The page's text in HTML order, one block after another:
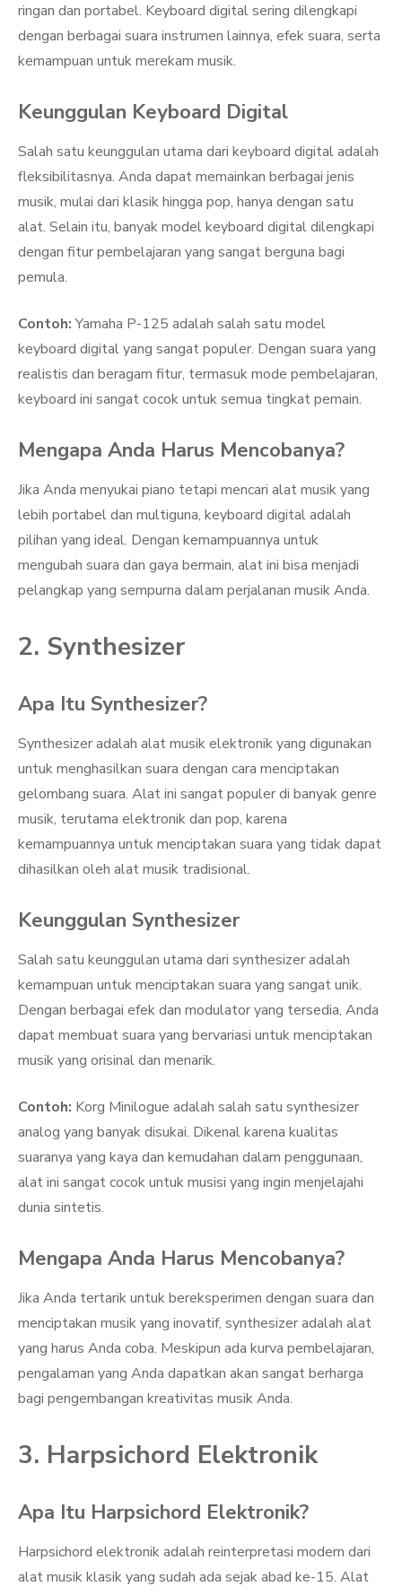
ringan dan portabel. Keyboard digital sering dilengkapi
dengan berbagai suara instrumen lainnya, efek suara, serta
kemampuan untuk merekam musik.
Keunggulan Keyboard Digital
Salah satu keunggulan utama dari keyboard digital adalah
fleksibilitasnya. Anda dapat memainkan berbagai jenis
musik, mulai dari klasik hingga pop, hanya dengan satu
alat. Selain itu, banyak model keyboard digital dilengkapi
dengan fitur pembelajaran yang sangat berguna bagi
pemula.
Contoh:Yamaha P-125 adalah salah satu model
keyboard digital yang sangat populer. Dengan suara yang
realistis dan beragam fitur, termasuk mode pembelajaran,
keyboard ini sangat cocok untuk semua tingkat pemain.
Mengapa Anda Harus Mencobanya?
Jika Anda menyukai piano tetapi mencari alat musik yang
lebih portabel dan multiguna, keyboard digital adalah
pilihan yang ideal. Dengan kemampuannya untuk
mengubah suara dan gaya bermain, alat ini bisa menjadi
pelangkap yang sempurna dalam perjalanan musik Anda.
2. Synthesizer
Apa Itu Synthesizer?
Synthesizer adalah alat musik elektronik yang digunakan
untuk menghasilkan suara dengan cara menciptakan
gelombang suara. Alat ini sangat populer di banyak genre
musik, terutama elektronik dan pop, karena
kemampuannya untuk menciptakan suara yang tidak dapat
dihasilkan oleh alat musik tradisional.
Keunggulan Synthesizer
Salah satu keunggulan utama dari synthesizer adalah
kemampuan untuk menciptakan suara yang sangat unik.
Dengan berbagai efek dan modulator yang tersedia, Anda
dapat membuat suara yang bervariasi untuk menciptakan
musik yang orisinal dan menarik.
Contoh: Korg Minilogue adalah salah satu synthesizer
analog yang banyak disukai. Dikenal karena kualitas
suaranya yang kaya dan kemudahan dalam penggunaan,
alat ini sangat cocok untuk musisi yang ingin menjelajahi
dunia sintetis.
Mengapa Anda Harus Mencobanya?
Jika Anda tertarik untuk bereksperimen dengan suara dan
menciptakan musik yang inovatif, synthesizer adalah alat
yang harus Anda coba. Meskipun ada kurva pembelajaran,
pengalaman yang Anda dapatkan akan sangat berharga
bagi pengembangan kreativitas musik Anda.
3. Harpsichord Elektronik
Apa Itu Harpsichord Elektronik?
Harpsichord elektronik adalah reinterpretasi modern dari
alat musik klasik yang sudah ada sejak abad ke-15. Alat